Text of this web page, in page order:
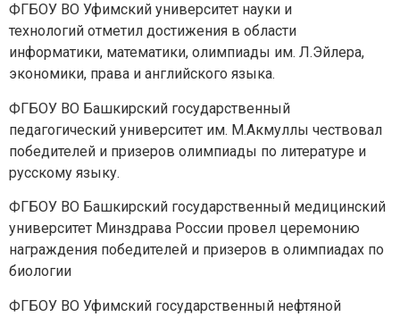
ФГБОУ ВО Уфимский университет науки и
технологий отметил достижения в области
информатики, математики, олимпиады им. Л.Эйлера,
экономики, права и английского языка.
ФГБОУ ВО Башкирский государственный
педагогический университет им. М.Акмуллы чествовал
победителей и призеров олимпиады по литературе и
русскому языку.
ФГБОУ ВО Башкирский государственный медицинский
университет Минздрава России провел церемонию
награждения победителей и призеров в олимпиадах по
биологии
ФГБОУ ВО Уфимский государственный нефтяной